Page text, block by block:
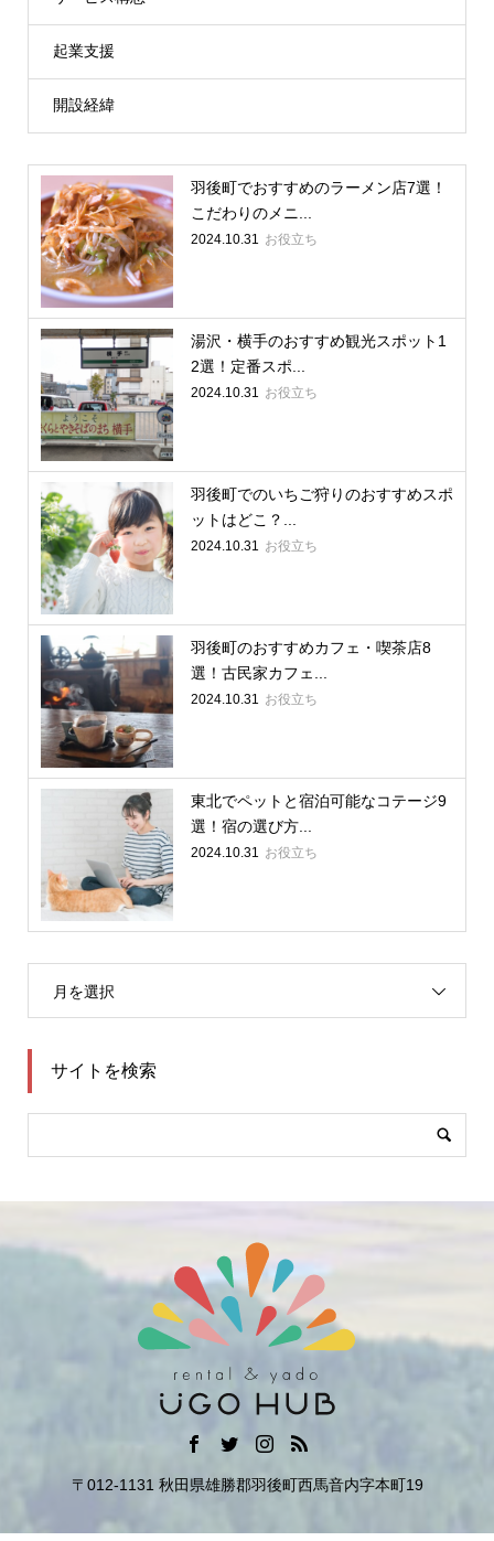
起業支援
開設経緯
羽後町でおすすめのラーメン店7選！
こだわりのメニ...
2024.10.31 お役立ち
湯沢・横手のおすすめ観光スポット1
2選！定番スポ...
2024.10.31 お役立ち
羽後町でのいちご狩りのおすすめスポ
ットはどこ？...
2024.10.31 お役立ち
羽後町のおすすめカフェ・喫茶店8
選！古民家カフェ...
2024.10.31 お役立ち
東北でペットと宿泊可能なコテージ9
選！宿の選び方...
2024.10.31 お役立ち
月を選択
サイトを検索
〒012-1131 秋田県雄勝郡羽後町西馬音内字本町19